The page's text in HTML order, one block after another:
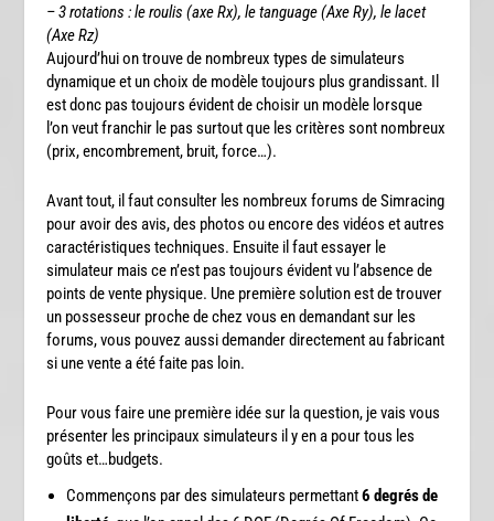
– 3 rotations : le roulis (axe Rx), le tanguage (Axe Ry), le lacet
(Axe Rz)
Aujourd’hui on trouve de nombreux types de simulateurs
dynamique et un choix de modèle toujours plus grandissant. Il
est donc pas toujours évident de choisir un modèle lorsque
l’on veut franchir le pas surtout que les critères sont nombreux
(prix, encombrement, bruit, force…).
Avant tout, il faut consulter les nombreux forums de Simracing
pour avoir des avis, des photos ou encore des vidéos et autres
caractéristiques techniques. Ensuite il faut essayer le
simulateur mais ce n’est pas toujours évident vu l’absence de
points de vente physique. Une première solution est de trouver
un possesseur proche de chez vous en demandant sur les
forums, vous pouvez aussi demander directement au fabricant
si une vente a été faite pas loin.
Pour vous faire une première idée sur la question, je vais vous
présenter les principaux simulateurs il y en a pour tous les
goûts et…budgets.
Commençons par des simulateurs permettant6 degrés de